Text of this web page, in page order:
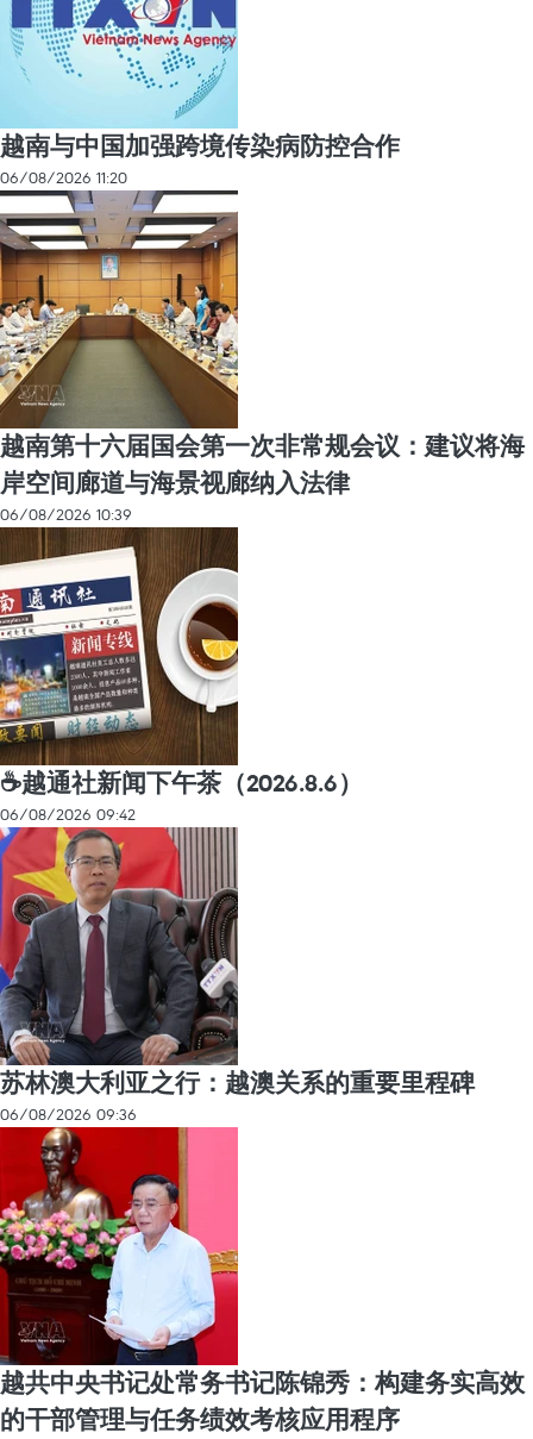
越南与中国加强跨境传染病防控合作
06/08/2026 11:20
越南第十六届国会第一次非常规会议：建议将海
岸空间廊道与海景视廊纳入法律
06/08/2026 10:39
☕️越通社新闻下午茶（2026.8.6）
06/08/2026 09:42
苏林澳大利亚之行：越澳关系的重要里程碑
06/08/2026 09:36
越共中央书记处常务书记陈锦秀：构建务实高效
的干部管理与任务绩效考核应用程序